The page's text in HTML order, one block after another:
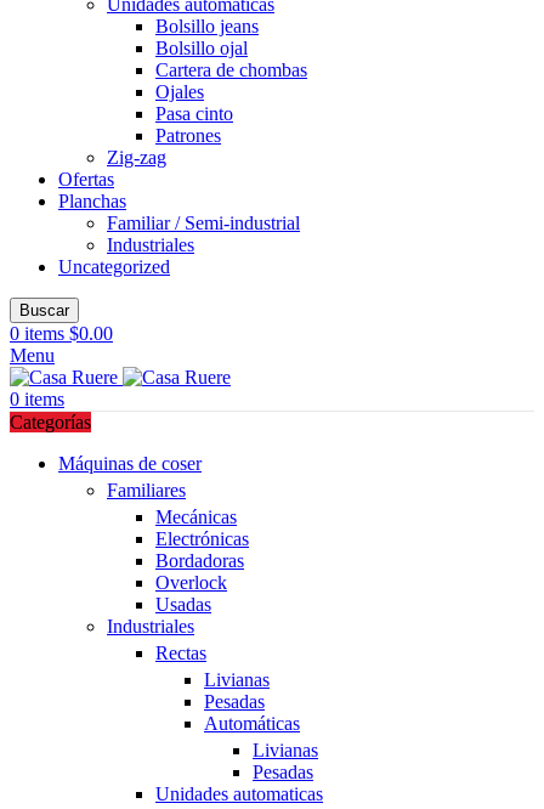
Unidades automaticas
Bolsillo jeans
Bolsillo ojal
Cartera de chombas
Ojales
Pasa cinto
Patrones
Zig-zag
Ofertas
Planchas
Familiar / Semi-industrial
Industriales
Uncategorized
Buscar
0 items $0.00
Menu
0 items
Categorías
Máquinas de coser
Familiares
Mecánicas
Electrónicas
Bordadoras
Overlock
Usadas
Industriales
Rectas
Livianas
Pesadas
Automáticas
Livianas
Pesadas
Unidades automaticas